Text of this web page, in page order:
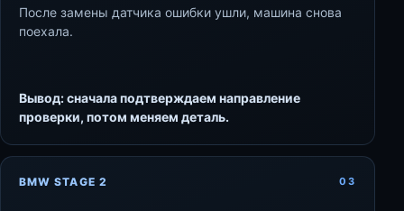
После замены датчика ошибки ушли, машина снова
поехала.
Вывод: сначала подтверждаем направление
проверки, потом меняем деталь.
BMW STAGE 2 03